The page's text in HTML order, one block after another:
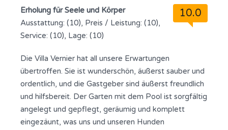
10.0
Erholung für Seele und Körper
Ausstattung: (10), Preis / Leistung: (10),
Service: (10), Lage: (10)
Die Villa Vernier hat all unsere Erwartungen
übertroffen. Sie ist wunderschön, äußerst sauber und
ordentlich, und die Gastgeber sind äußerst freundlich
und hilfsbereit. Der Garten mit dem Pool ist sorgfältig
angelegt und gepflegt, geräumig und komplett
eingezäunt, was uns und unseren Hunden